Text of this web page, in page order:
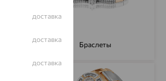
Браслеты
доставка
доставка
доставка